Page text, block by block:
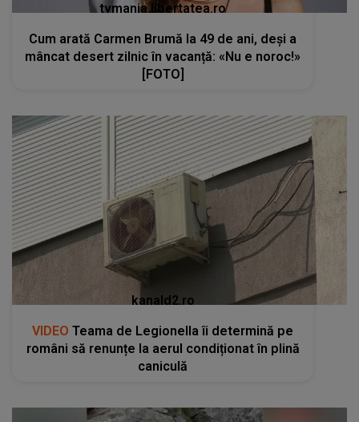
tvmania.libertatea.ro
Cum arată Carmen Brumă la 49 de ani, deși a
mâncat desert zilnic în vacanță: «Nu e noroc!»
[FOTO]
kanald2.ro
VIDEO Teama de Legionella îi determină pe
români să renunțe la aerul condiționat în plină
caniculă